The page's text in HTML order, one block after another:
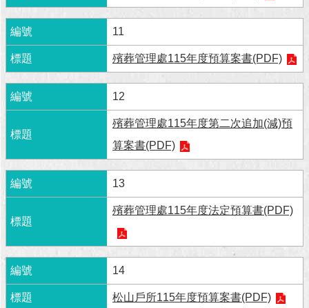
English
常
見
答
即
時
新
聞
澄
清
雙
詞
彙
台
11
殯葬管理處115年度預算案書(PDF)
12
殯葬管理處115年度第二次追加(減)預
算案書(PDF)
13
殯葬管理處115年度法定預算書(PDF)
14
松山戶所115年度預算案書(PDF)